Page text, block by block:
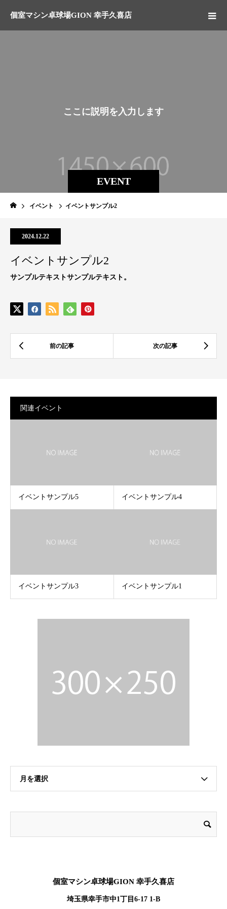
個室マシン卓球場GION 幸手久喜店
EVENT
ここに説明を入力し ます。
イベント イベントサンプル2
2024.12.22
イベントサンプル2
サンプルテキストサンプルテキスト。
関連イベント
イベントサンプル5 イベントサンプル4
イベントサンプル3 イベントサンプル1
月を選択
個室マシン卓球場GION 幸手久喜店
埼玉県幸手市中1丁目6-17 1-B